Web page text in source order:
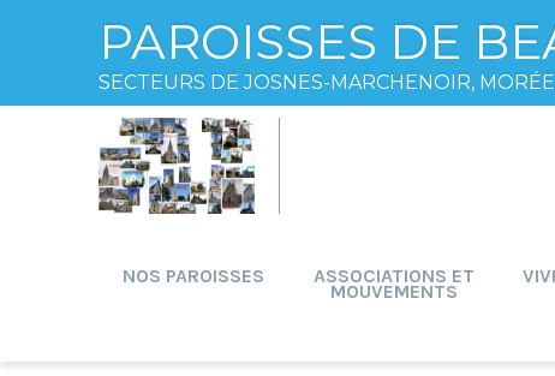
PAROISSES DE
SECTEURS DE JOSNES-MARCHENOIR,
contenu.
|
Aller
à
la
navigation
personnels
NOS PAROISSES ASSOCIATIONS ET
MOUVEMENTS